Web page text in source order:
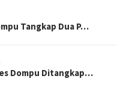
Tangkap Dua P…
Dompu Ditangkap…